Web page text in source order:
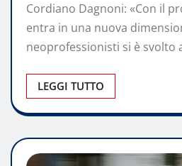
Cordiano Dagnoni: «Con il
entra in una nuova
neoprofessionisti si è svolto
LEGGI TUTTO